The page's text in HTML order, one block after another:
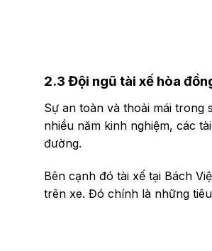
2.3 Đội ngũ tài xế hòa
Sự an toàn và thoải mái trong
nhiều năm kinh nghiệm, các
đường.
Bên cạnh đó tài xế tại Bách
trên xe. Đó chính là những